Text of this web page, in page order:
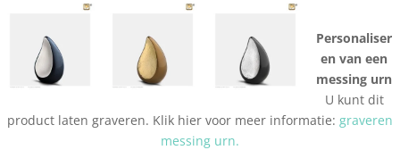
Personaliser
en van een
messing urn
U kunt dit
product laten graveren. Klik hier voor meer informatie: graveren
messing urn.